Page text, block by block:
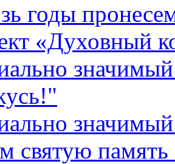
годы
«Духовный
святую